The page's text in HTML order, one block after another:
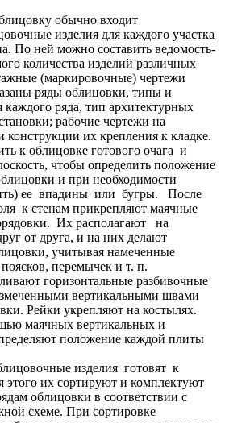
обычно входит
изделия для каждого участка
По ней можно составить ведомость-
количества изделий различных
(маркировочные) чертежи
ряды облицовки, типы и
каждого ряда, тип архитектурных
рабочие чертежи на
конструкции их крепления к кладке.
к облицовке готового очага и
чтобы определить положение
и при необходимости
ее впадины или бугры. После
к стенам прикрепляют маячные
Их располагают на
от друга, и на них делают
учитывая намеченные
перемычек и т. п.
горизонтальные разбивочные
вертикальными швами
Рейки укрепляют на костылях.
маячных вертикальных и
положение каждой плиты
изделия готовят к
этого их сортируют и комплектуют
облицовки в соответствии с
схеме. При сортировке